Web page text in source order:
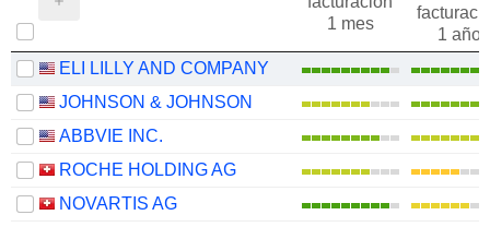
1 mes
1 año
ELI LILLY AND COMPANY
JOHNSON & JOHNSON
ABBVIE INC.
ROCHE HOLDING AG
NOVARTIS AG